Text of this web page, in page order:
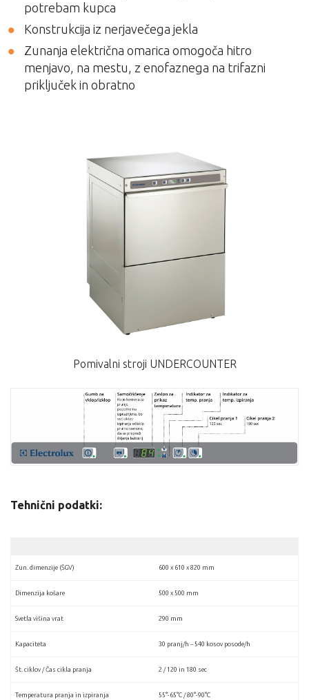
potrebam kupca
Konstrukcija iz nerjavečega jekla
Zunanja električna omarica omogoča hitro
menjavo, na mestu, z enofaznega na trifazni
priključek in obratno
Pomivalni stroji UNDERCOUNTER
Tehnični podatki:
Zun. dimenzije (ŠGV) 600 x 610 x 820 mm
Dimenzija košare 500 x 500 mm
Svetla višina vrat 290 mm
Kapaciteta 30 pranj/h – 540 kosov posode/h
Št. ciklov / Čas cikla pranja 2 / 120 in 180 sec
Temperatura pranja in izpiranja 55°-65°C / 80°-90°C